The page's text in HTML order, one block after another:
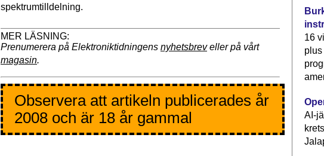
spektrumtilldelning.
Prenumerera på Elektroniktidningens nyhetsbreveller på vårt
magasin.
Observera att artikeln publicerades år
2008 och är 18 år gammal
16
plus
AI-